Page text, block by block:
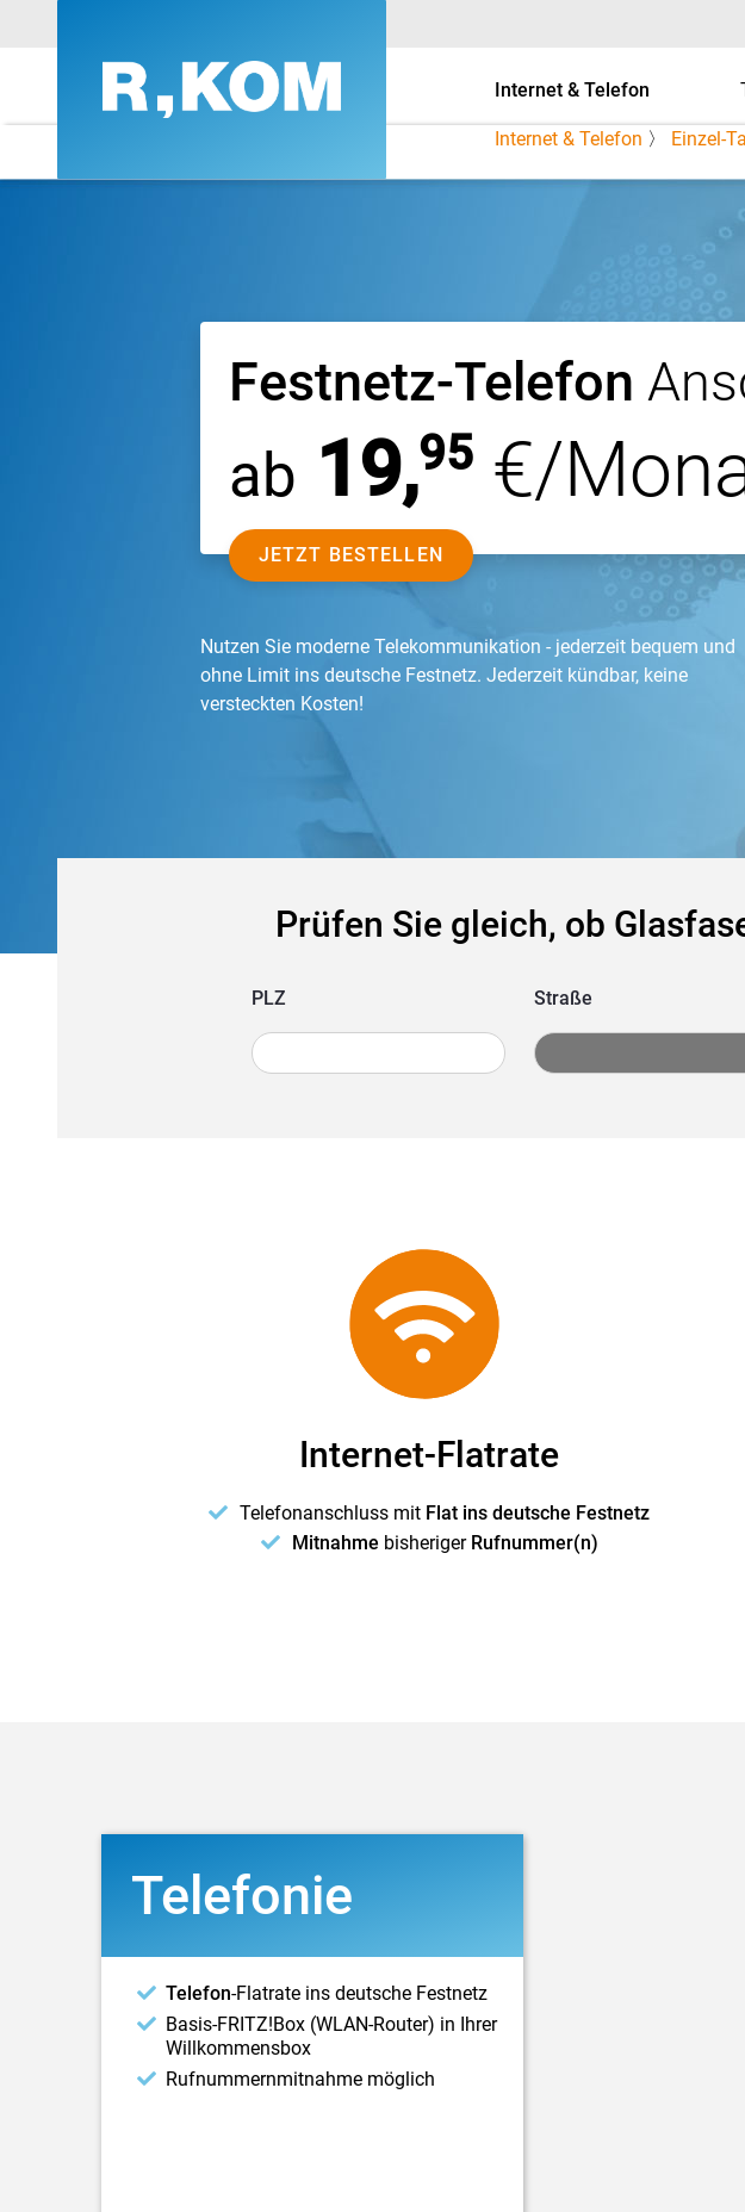
Internet & Telefon
Internet & Telefon 〉 Einzel-
Günstig telefonieren mit R-
Festnetz-Telefon
ab 19,95 €/
JETZT BESTELLEN
Nutzen Sie moderne Telekommunikation - jederzeit bequem und
ohne Limit ins deutsche Festnetz. Jederzeit kündbar, keine
versteckten Kosten!
Prüfen Sie gleich, ob
PLZ Straße
Internet-Flatrate
Telefonanschluss mit Flat ins deutsche Festnetz
Mitnahme bisheriger Rufnummer(n)
Telefonie
Telefon-Flatrate ins deutsche Festnetz
Basis-FRITZ!Box (WLAN-Router) in Ihrer
Willkommensbox
Rufnummernmitnahme möglich